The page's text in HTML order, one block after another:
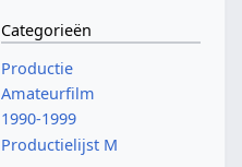
Categorieën
Productie
Amateurfilm
1990-1999
Productielijst M